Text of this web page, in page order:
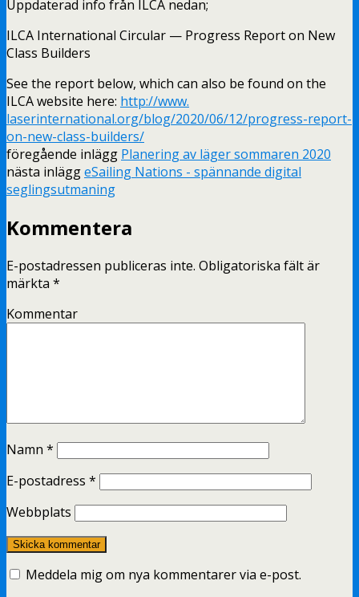
Uppdaterad info från ILCA nedan;
ILCA International Circular — Progress Report on New
Class Builders
See the report below, which can also be found on the
ILCA website here: http://www.
laserinternational.org/blog/2020/06/12/progress-report-
on-new-class-builders/
föregående inlägg Planering av läger sommaren 2020
nästa inläggeSailing Nations - spännande digital
seglingsutmaning
Kommentera
E-postadressen publiceras inte. Obligatoriska fält är
märkta *
Kommentar
Namn *
E-postadress *
Webbplats
Meddela mig om nya kommentarer via e-post.